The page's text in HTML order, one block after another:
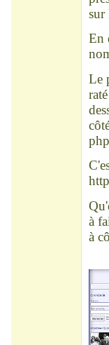
sur
En
Le
à
à